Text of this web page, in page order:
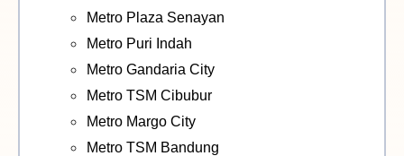
Metro Plaza Senayan
Metro Puri Indah
Metro Gandaria City
Metro TSM Cibubur
Metro Margo City
Metro TSM Bandung